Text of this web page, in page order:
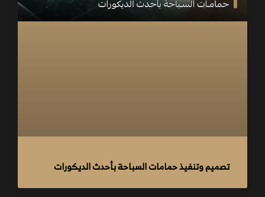
تصميم وتنفيذ حمامات السباحة بأحدث الديكورات